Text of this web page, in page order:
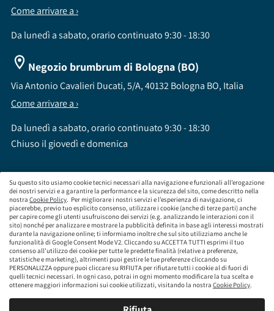
Su questo sito usiamo cookie tecnici necessari alla navigazione e funzionali all’erogazione
dei nostri servizi e a garantire la performance e la sicurezza del sito, come descritto nella
nostra Cookie Policy. Per migliorare i nostri servizi e l’esperienza di navigazione, ci
piacerebbe, previo tuo esplicito consenso, utilizzare i cookie (anche di terze parti) anche
per capire come gli utenti usufruiscono dei servizi (e.g. analizzando le interazioni con il
sito) nonché per analizzare e mostrare la pubblicità definita in base agli interessi mostrati
durante la navigazione online; ti informiamo inoltre che sul sito utilizziamo anche le
funzionalità di Google Consent Mode V2. Cliccando su ACCETTA TUTTI esprimi il tuo
consenso all’utilizzo dei cookie per tutte le predette finalità (relative a preferenze,
statistiche e marketing), altrimenti puoi gestire le tue preferenze cliccando su
PERSONALIZZA oppure puoi cliccare su RIFIUTA per rifiutare tutti i cookie al di fuori di
quelli tecnici necessari. In ogni caso, potrai in ogni momento modificare la tua scelta e
ottenere maggiori informazioni sui cookie utilizzati, visitando la nostra Cookie Policy.
Come arrivare a ›
Da lunedì a sabato, orario continuato 9:30 - 18:30
Negozio brumbrum di Bologna (BO)
Via Antonio Cavalieri Ducati, 5/A, 40132 Bologna BO, Italia
Come arrivare a ›
Da lunedì a sabato, orario continuato 9:30 - 18:30
Chiuso il giovedì e domenica
brumbrum S.p.A a socio unico - CF / P.IVA 09323210964 - Numero REA: MI - 2083307 -
Capitale Sociale: Euro 218.547,65 i.v.
Sede Legale Via Leningrado 8, 20161 Milano MI
Società soggetta alla direzione e coordinamento di Aramis Group S.A.
Società soggetta al controllo IVASS, consulta gli estremi dell'iscrizione al sito
www.servizi.ivass.it
Numero iscrizione: E000629295 Sezione E - Collaboratori degli intermediari iscritti nelle
sezioni A, B o D
Responsabilità e Conformità